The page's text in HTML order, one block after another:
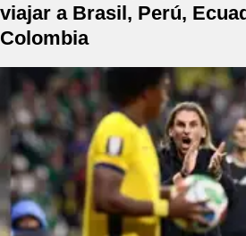
viajar a Brasil, Perú,
Colombia